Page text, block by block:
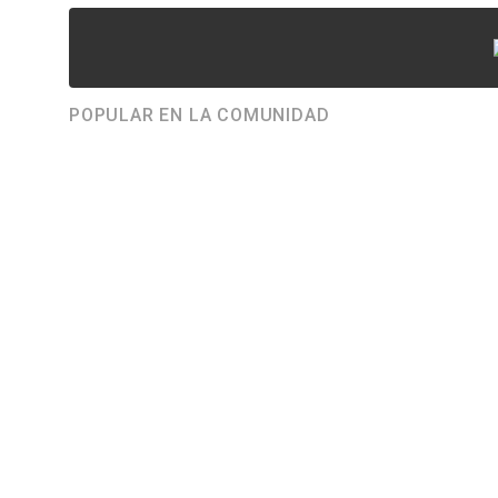
POPULAR EN LA COMUNIDAD